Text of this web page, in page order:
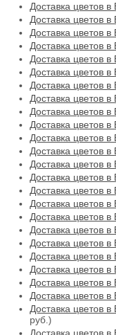
Доставка цветов в
Доставка цветов
Доставка цветов
Доставка цветов в
Доставка цветов
Доставка цветов в
Доставка цветов
Доставка цветов
Доставка цветов
Доставка цветов
Доставка цветов
Доставка цветов в
Доставка цветов в
Доставка цветов в
Доставка цветов в
Доставка цветов в
Доставка цветов в
Доставка цветов в
Доставка цветов
Доставка цветов
Доставка цветов
Доставка цветов
Доставка цветов
Доставка цветов
руб.)